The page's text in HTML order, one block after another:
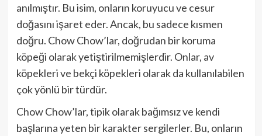
anılmıştır. Bu isim, onların koruyucu ve cesur
doğasını işaret eder. Ancak, bu sadece kısmen
doğru. Chow Chow’lar, doğrudan bir koruma
köpeği olarak yetiştirilmemişlerdir. Onlar, av
köpekleri ve bekçi köpekleri olarak da kullanılabilen
çok yönlü bir türdür.
Chow Chow’lar, tipik olarak bağımsız ve kendi
başlarına yeten bir karakter sergilerler. Bu, onların